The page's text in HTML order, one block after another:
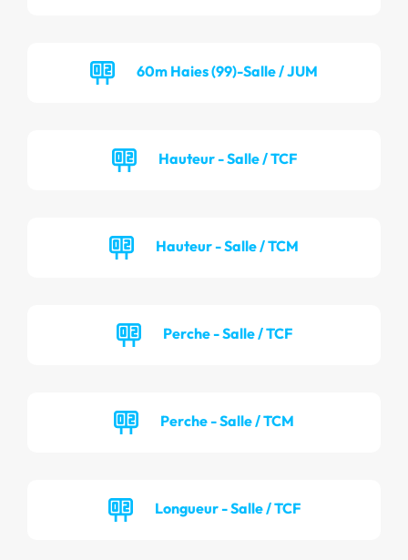
60m Haies (99)-Salle / JUM
Hauteur - Salle / TCF
Hauteur - Salle / TCM
Perche - Salle / TCF
Perche - Salle / TCM
Longueur - Salle / TCF